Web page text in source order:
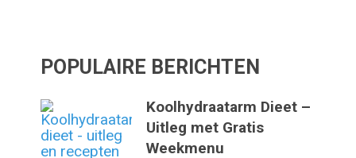
POPULAIRE BERICHTEN
Koolhydraatarm Dieet –
Uitleg met Gratis
Weekmenu